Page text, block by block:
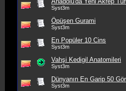
Syst3m
Öpüşen Gurami
Syst3m
En Popüler 10 Cins
Syst3m
Vahşi Kedigil Anatomileri
Syst3m
Dünyanın En Garip 50
Syst3m